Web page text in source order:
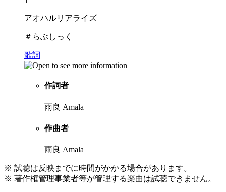
アオハルリアライズ
＃らぶしっく
歌詞
作詞者
雨良 Amala
作曲者
雨良 Amala
※ 試聴は反映までに時間がかかる場合があります。
※ 著作権管理事業者等が管理する楽曲は試聴できません。